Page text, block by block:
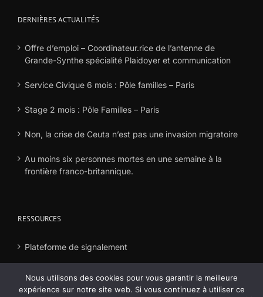
DERNIÈRES ACTUALITÉS
Offre d’emploi – Coordinateur.rice de l’antenne de
Grande-Synthe spécialité Plaidoyer et communication
Service Civique 6 mois : Pôle familles – Paris
Stage 2 mois : Pôle Familles – Paris
Non, la crise de Ceuta n’est pas une invasion migratoire
Au moins six personnes mortes en une semaine à la
frontière franco-britannique.
RESSOURCES
Plateforme de signalement
Nous utilisons des cookies pour vous garantir la meilleure
expérience sur notre site web. Si vous continuez à utiliser ce